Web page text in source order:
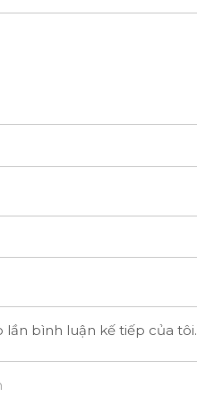
bình luận kế tiếp của tôi.